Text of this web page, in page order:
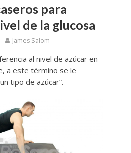
para
de la glucosa
James Salom
al nivel de azúcar en
a este término se le
tipo de azúcar”.